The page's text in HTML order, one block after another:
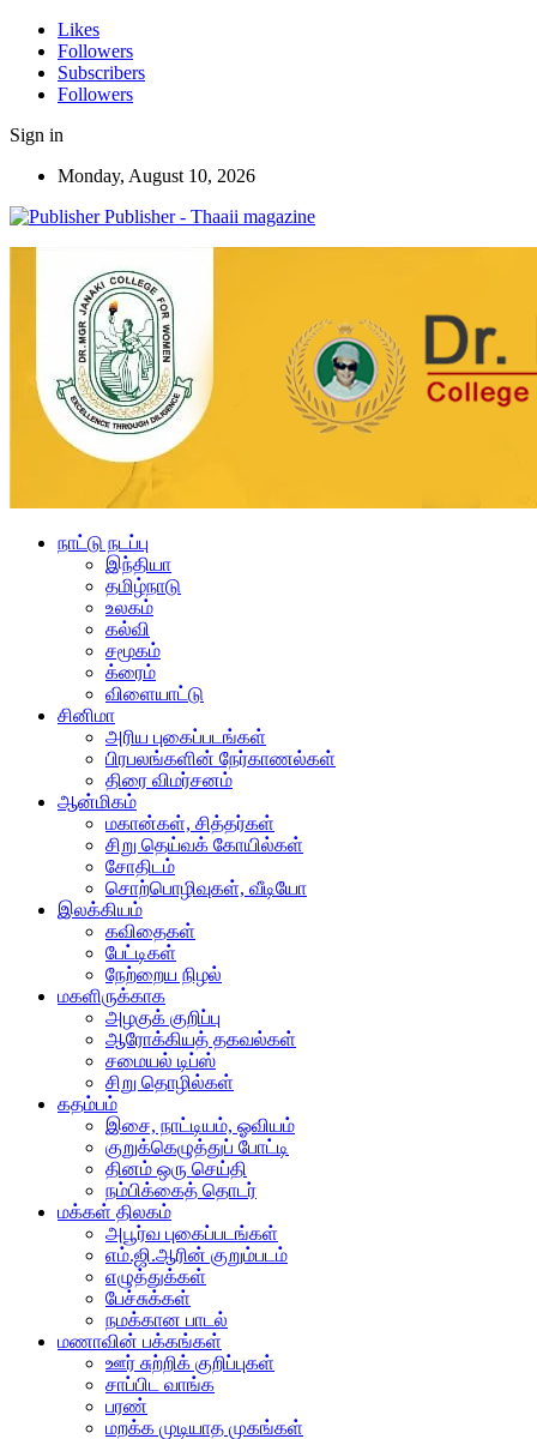
Likes
Followers
Subscribers
Followers
Sign in
Monday, August 10, 2026
Publisher - Thaaii magazine
நாட்டு நடப்பு
இந்தியா
தமிழ்நாடு
உலகம்
கல்வி
சமூகம்
க்ரைம்
விளையாட்டு
சினிமா
அரிய புகைப்படங்கள்
பிரபலங்களின் நேர்காணல்கள்
திரை விமர்சனம்
ஆன்மிகம்
மகான்கள், சித்தர்கள்
சிறு தெய்வக் கோயில்கள்
சோதிடம்
சொற்பொழிவுகள், வீடியோ
இலக்கியம்
கவிதைகள்
பேட்டிகள்
நேற்றைய நிழல்
மகளிருக்காக
அழகுக் குறிப்பு
ஆரோக்கியத் தகவல்கள்
சமையல் டிப்ஸ்
சிறு தொழில்கள்
கதம்பம்
இசை, நாட்டியம், ஓவியம்
குறுக்கெழுத்துப் போட்டி
தினம் ஒரு செய்தி
நம்பிக்கைத் தொடர்
மக்கள் திலகம்
அபூர்வ புகைப்படங்கள்
எம்.ஜி.ஆரின் குறும்படம்
எழுத்துக்கள்
பேச்சுக்கள்
நமக்கான பாடல்
மணாவின் பக்கங்கள்
ஊர் சுற்றிக் குறிப்புகள்
சாப்பிட வாங்க
பரண்
மறக்க முடியாத முகங்கள்